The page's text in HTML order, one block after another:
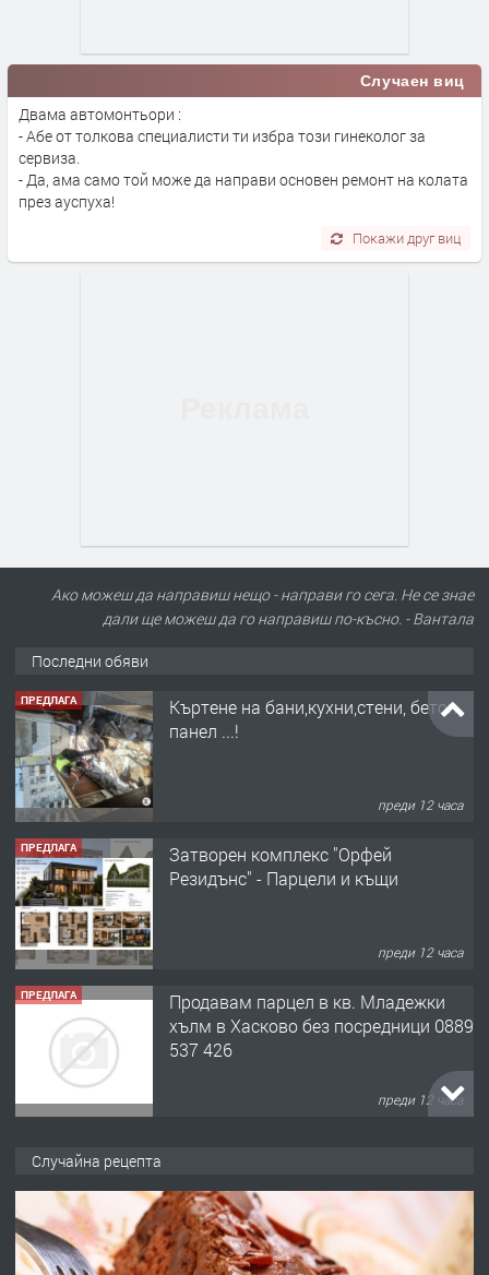
Случаен виц
Двама автомонтьори :
- Абе от толкова специалисти ти избра този гинеколог за
сервиза.
- Да, ама само той може да направи основен ремонт на колата
през ауспуха!
Покажи друг виц
Ако можеш да направиш нещо - направи го сега. Не се знае
дали ще можеш да го направиш по-късно. - Вантала
Последни обяви
ПРЕДЛАГА
Къртене на бани,кухни,стени, бетон,
панел ...!
преди 12 часа
ПРЕДЛАГА
Затворен комплекс "Орфей
Резидънс" - Парцели и къщи
преди 12 часа
ПРЕДЛАГА
Продавам парцел в кв. Младежки
хълм в Хасково без посредници 0889
537 426
преди 12 часа
преди 12 часа
Случайна рецепта